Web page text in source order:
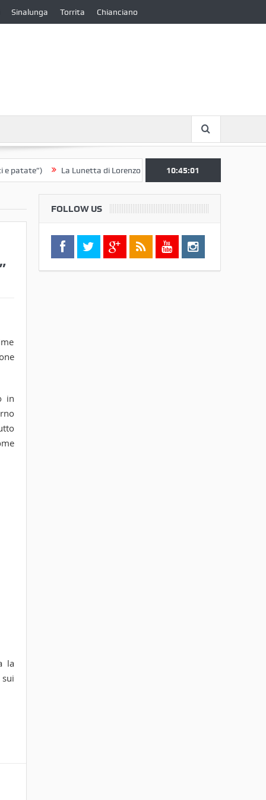
Sinalunga Torrita Chianciano
La Lunetta di Lorenzo Berrettini lascia il Convento di S. Chiara
10:45:01
in
la
FOLLOW US